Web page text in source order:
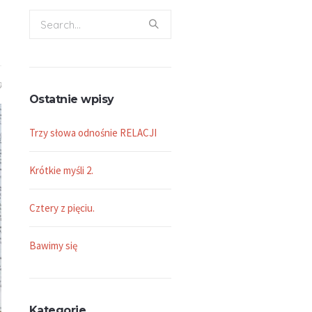
Ostatnie wpisy
Trzy słowa odnośnie RELACJI
Krótkie myśli 2.
Cztery z pięciu.
Bawimy się